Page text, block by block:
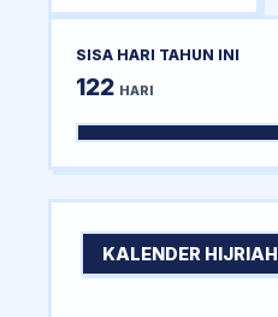
SISA HARI TAHUN INI
122 HARI
KALENDER HIJRIAH